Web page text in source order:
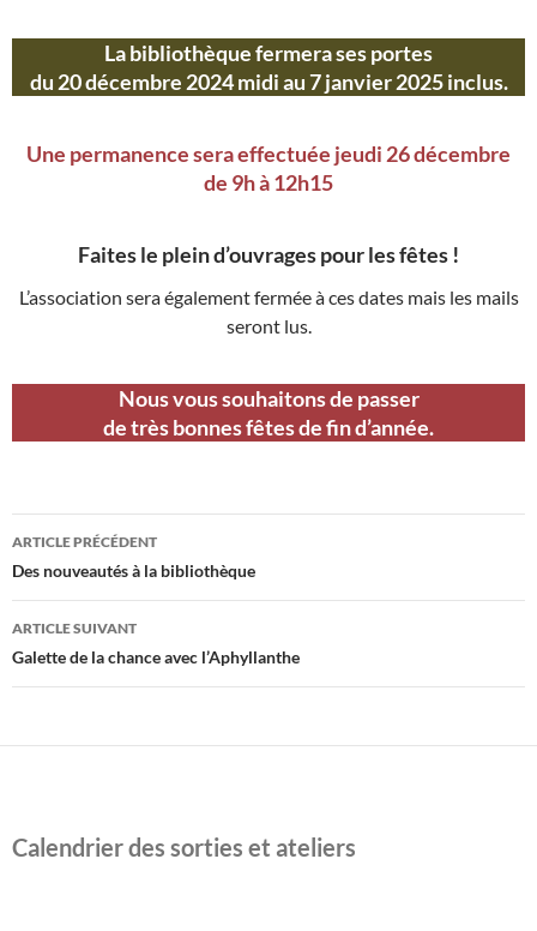
La bibliothèque fermera ses portes
du 20 décembre 2024 midi au 7 janvier 2025 inclus.
Une permanence sera effectuée jeudi 26 décembre
de 9h à 12h15
Faites le plein d’ouvrages pour les fêtes !
L’association sera également fermée à ces dates mais les mails
seront lus.
Nous vous souhaitons de passer
de très bonnes fêtes de fin d’année.
Navigation
des
articles
ARTICLE PRÉCÉDENT
Des nouveautés à la bibliothèque
ARTICLE SUIVANT
Galette de la chance avec l’Aphyllanthe
Calendrier des sorties et ateliers